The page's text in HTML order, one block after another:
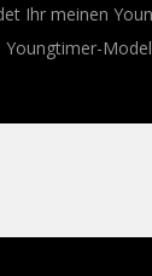
Ihr meinen